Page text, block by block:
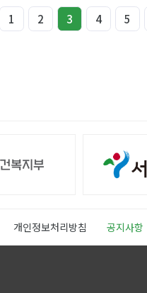
1 2 3 4 5
개인정보처리방침 공지사항